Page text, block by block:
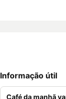
Informação útil
Café da manhã